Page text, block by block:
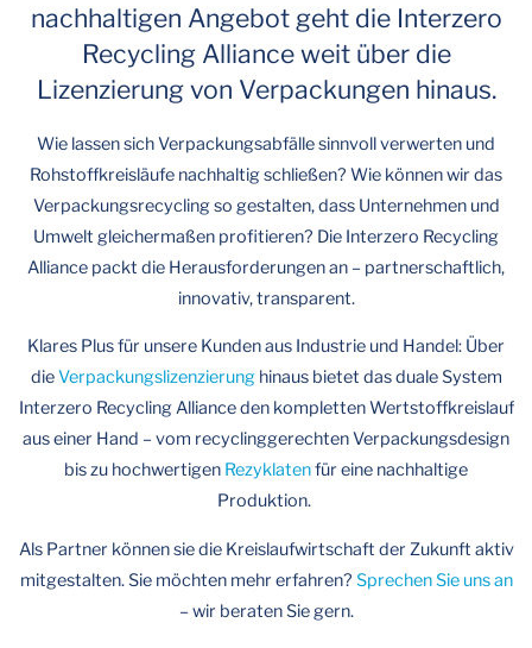
nachhaltigen Angebot geht die Interzero
Recycling Alliance weit über die
Lizenzierung von Verpackungen hinaus.
Wie lassen sich Verpackungsabfälle sinnvoll verwerten und
Rohstoffkreisläufe nachhaltig schließen? Wie können wir das
Verpackungsrecycling so gestalten, dass Unternehmen und
Umwelt gleichermaßen profitieren? Die Interzero Recycling
Alliance packt die Herausforderungen an – partnerschaftlich,
innovativ, transparent.
Klares Plus für unsere Kunden aus Industrie und Handel: Über
dieVerpackungslizenzierunghinaus bietet das duale System
Interzero Recycling Alliance den kompletten Wertstoffkreislauf
aus einer Hand – vom recyclinggerechten Verpackungsdesign
bis zu hochwertigen Rezyklatenfür eine nachhaltige
Produktion.
Als Partner können sie die Kreislaufwirtschaft der Zukunft aktiv
mitgestalten. Sie möchten mehr erfahren? Sprechen Sie uns an
– wir beraten Sie gern.